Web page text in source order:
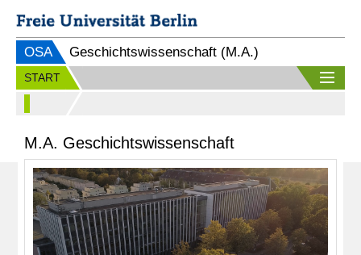
OSA Geschichtswissenschaft (M.A.)
START
M.A. Geschichtswissenschaft